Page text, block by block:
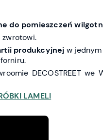
do pomieszczeń
produkcyjnej w
DECOSTREET we
LAMELI